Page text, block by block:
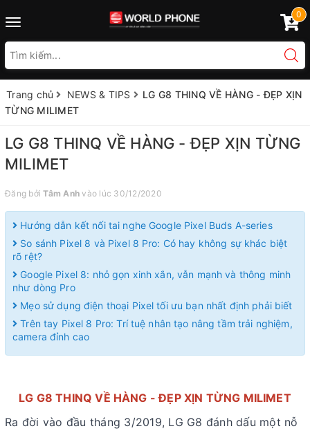
Toggle
0
Trang chủ NEWS & TIPS
LG G8 THINQ VỀ HÀNG - ĐẸP XỊN
TỪNG MILIMET
LG G8 THINQ VỀ HÀNG - ĐẸP XỊN TỪNG
MILIMET
Đăng bởiTâm Anh vào lúc 30/12/2020
Hướng dẫn kết nối tai nghe Google Pixel Buds A-series
So sánh Pixel 8 và Pixel 8 Pro: Có hay không sự khác biệt
rõ rệt?
Google Pixel 8: nhỏ gọn xinh xắn, vẫn mạnh và thông minh
như dòng Pro
Mẹo sử dụng điện thoại Pixel tối ưu bạn nhất định phải biết
Trên tay Pixel 8 Pro: Trí tuệ nhân tạo nâng tầm trải nghiệm,
camera đỉnh cao
LG G8 THINQ VỀ HÀNG - ĐẸP XỊN TỪNG MILIMET
Ra đời vào đầu tháng 3/2019, LG G8 đánh dấu một nỗ